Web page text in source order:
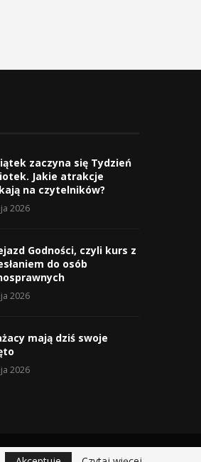
zaczyna się Tydzień
Jakie atrakcje
na czytelników?
2026
Godności, czyli kurs z
do osób
2026
mają dziś swoje
2026